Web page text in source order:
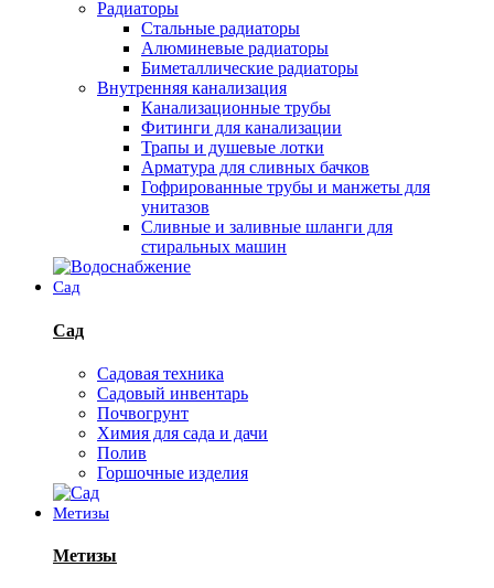
Радиаторы
Стальные радиаторы
Алюминевые радиаторы
Биметаллические радиаторы
Внутренняя канализация
Канализационные трубы
Фитинги для канализации
Трапы и душевые лотки
Арматура для сливных бачков
Гофрированные трубы и манжеты для
унитазов
Сливные и заливные шланги для
стиральных машин
Сад
Сад
Садовая техника
Садовый инвентарь
Почвогрунт
Химия для сада и дачи
Полив
Горшочные изделия
Метизы
Метизы